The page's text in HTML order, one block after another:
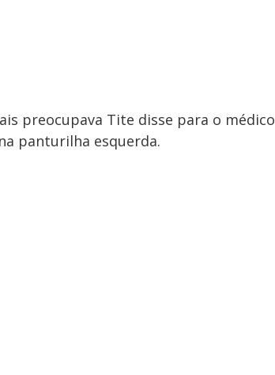
preocupava Tite disse para o médico
panturilha esquerda.